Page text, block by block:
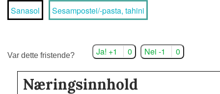
Sanasol Sesampostei/-pasta, tahini
Var dette fristende? Ja! +1 0 Nei -1 0
Næringsinnhold